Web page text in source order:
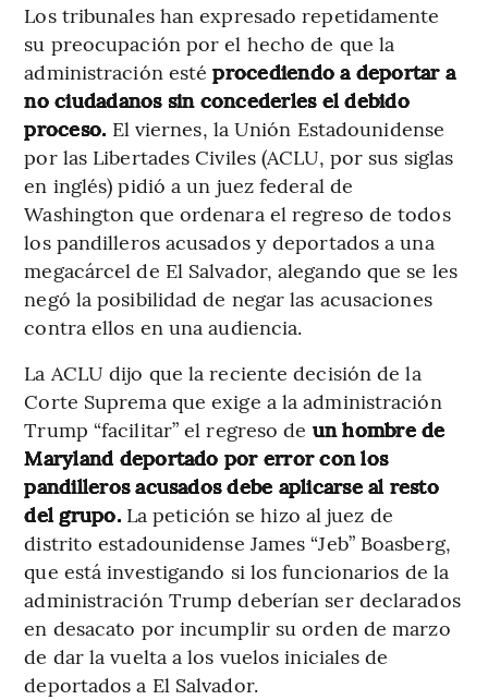
Los tribunales han expresado repetidamente
su preocupación por el hecho de que la
administración estéprocediendo a deportar a
no ciudadanos sin concederles el debido
proceso. El viernes, la Unión Estadounidense
por las Libertades Civiles (ACLU, por sus siglas
en inglés) pidió a un juez federal de
Washington que ordenara el regreso de todos
los pandilleros acusados y deportados a una
megacárcel de El Salvador, alegando que se les
negó la posibilidad de negar las acusaciones
contra ellos en una audiencia.
La ACLU dijo que la reciente decisión de la
Corte Suprema que exige a la administración
Trump “facilitar” el regreso de un hombre de
Maryland deportado por error con los
pandilleros acusados debe aplicarse al resto
del grupo.La petición se hizo al juez de
distrito estadounidense James “Jeb” Boasberg,
que está investigando si los funcionarios de la
administración Trump deberían ser declarados
en desacato por incumplir su orden de marzo
de dar la vuelta a los vuelos iniciales de
deportados a El Salvador.